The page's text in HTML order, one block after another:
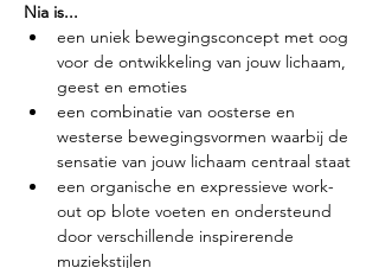
Nia is...
een uniek bewegingsconcept met oog
voor de ontwikkeling van jouw lichaam,
geest en emoties
een combinatie van oosterse en
westerse bewegingsvormen waarbij de
sensatie van jouw lichaam centraal staat
een organische en expressieve work-
out op blote voeten en ondersteund
door verschillende inspirerende
muziekstijlen